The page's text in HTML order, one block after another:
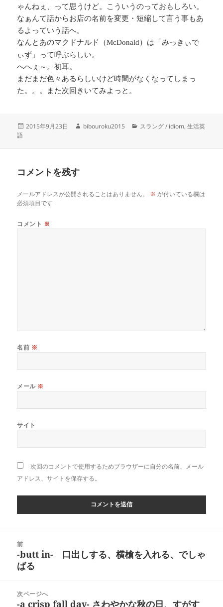
ゃんねぇ、って思うけど。こういうのっておもしろい。
なぁんて話からお店の名前を変更・短縮して言う事もあ
るよっていう話へ。
なんとあのマクドナルド（McDonald）は「みっきぃで
ぃず」って呼ぶらしい。
へへぇ～。初耳。
まだまだ色々あるらしいけど時間がなくなってしまっ
た。。。また次回きいてみよっと。
投
2015年9月23日
作
bibouroku2015
カ
スラング / idiom,生活英
語
コメントを残す
メールアドレスが公開されることはありません。 ※ が付いている欄は
必須項目です
コメント ※
名前 ※
メール ※
サイト
次回のコメントで使用するためブラウザーに自分の名前、メール
アドレス、サイトを保存する。
前
前
の
稿:
-butt in- 口出しする、横槍を入れる、でしゃ
ばる
次ページへ
次
-a crisp fall day- さわやかな秋の日、すがす